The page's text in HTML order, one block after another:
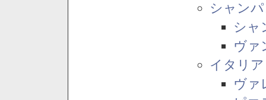
シャン
シャ
ヴァ
イタリア
ヴァ